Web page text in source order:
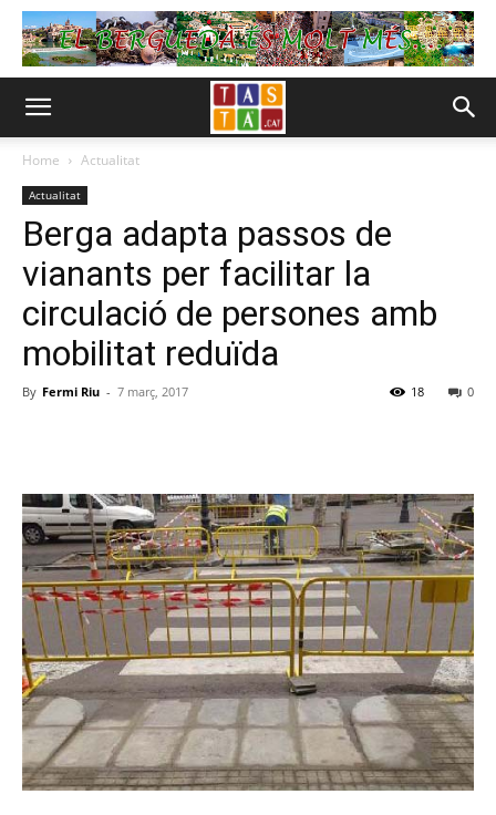
Home Actualitat
Actualitat
Berga adapta passos de
vianants per facilitar la
circulació de persones amb
mobilitat reduïda
By Fermi Riu - 7 març, 2017 0
18